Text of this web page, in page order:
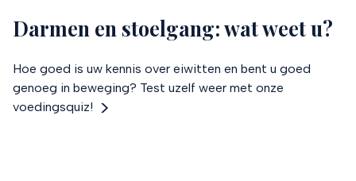
Darmen en stoelgang: wat weet u?
Hoe goed is uw kennis over eiwitten en bent u goed
genoeg in beweging? Test uzelf weer met onze
voedingsquiz!